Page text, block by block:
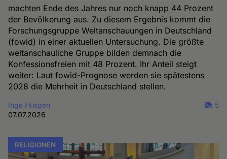
machten Ende des Jahres nur noch knapp 44 Prozent
der Bevölkerung aus. Zu diesem Ergebnis kommt die
Forschungsgruppe Weltanschauungen in Deutschland
(fowid) in einer aktuellen Untersuchung. Die größte
weltanschauliche Gruppe bilden demnach die
Konfessionsfreien mit 48 Prozent. Ihr Anteil steigt
weiter: Laut fowid-Prognose werden sie spätestens
2028 die Mehrheit in Deutschland stellen.
Inge Hüsgen
07.07.2026
5
RELIGIONEN